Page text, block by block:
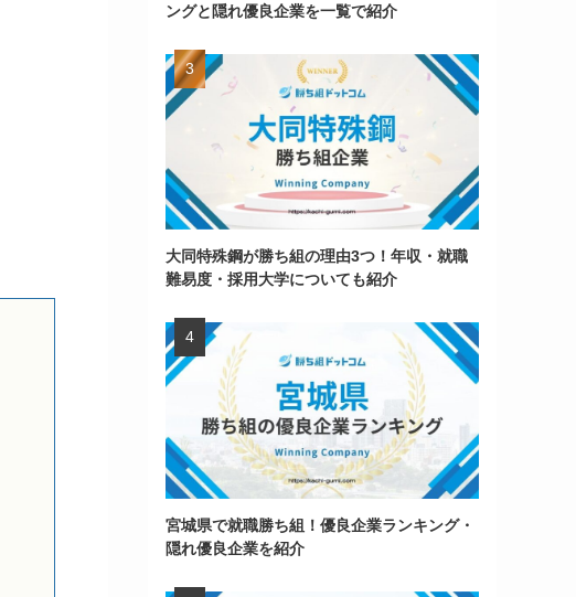
ングと隠れ優良企業を一覧で紹介
大同特殊鋼が勝ち組の理由3つ！年収・就職
難易度・採用大学についても紹介
宮城県で就職勝ち組！優良企業ランキング・
隠れ優良企業を紹介